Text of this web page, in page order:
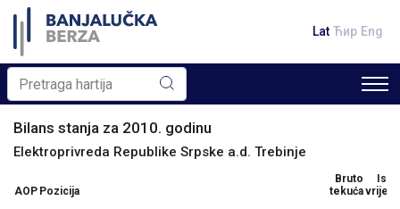
Lat Ћир Eng
Bilans stanja za 2010. godinu
Elektroprivreda Republike Srpske a.d. Trebinje
AOP Pozicija
Bruto
tekuća